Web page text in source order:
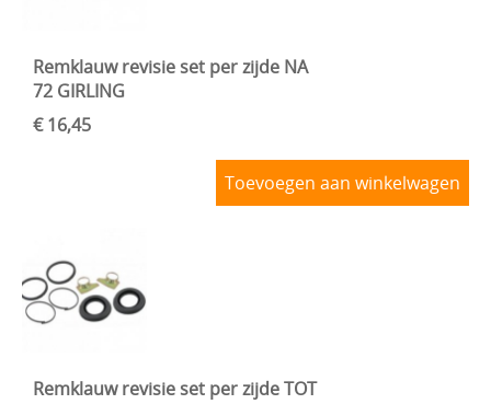
Remklauw revisie set per zijde NA
72 GIRLING
€ 16,45
Toevoegen aan winkelwagen
Remklauw revisie set per zijde TOT